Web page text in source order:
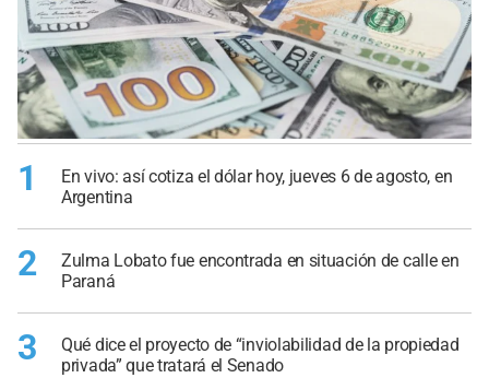
1
En vivo: así cotiza el dólar hoy, jueves 6 de agosto, en
Argentina
2
Zulma Lobato fue encontrada en situación de calle en
Paraná
3
Qué dice el proyecto de “inviolabilidad de la propiedad
privada” que tratará el Senado